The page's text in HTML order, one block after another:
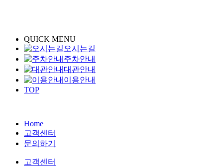
QUICK MENU
오시는길
주차안내
대관안내
이용안내
TOP
Home
고객센터
문의하기
고객센터